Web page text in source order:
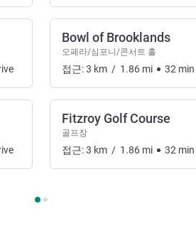
Bowl of Brooklands
오페라/심포니/콘서트 홀
접근:3 km / 1.86 mi 32 min
Fitzroy Golf Course
골프장
접근:3 km / 1.86 mi 32 min